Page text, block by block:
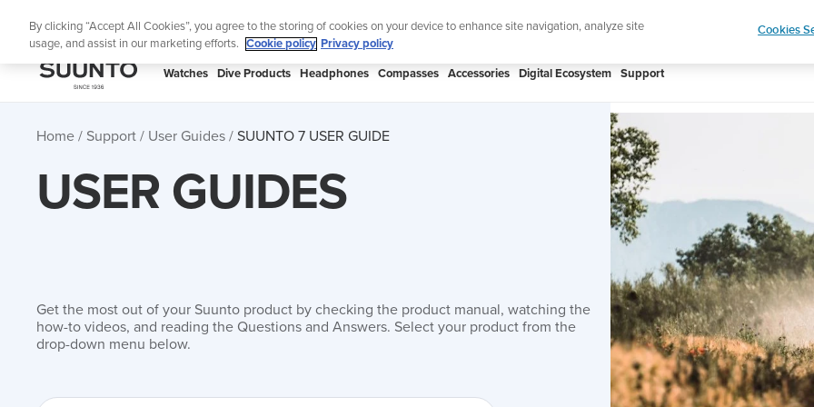
Lightweight sports watch designed for runners Shop
SUUNTO
Watches Dive Products Headphones Compasses Accessories Digital Ecosystem Support
Home Support User Guides SUUNTO 7 USER GUIDE
USER GUIDES
Get the most out of your Suunto product by checking the product manual, watching the
how-to videos, and reading the Questions and Answers. Select your product from the
drop-down menu below.
By clicking “Accept All Cookies”, you agree to the storing of cookies on your device to enhance site navigation, analyze site
usage, and assist in our marketing efforts.
Cookie policy Privacy policy
Cookies